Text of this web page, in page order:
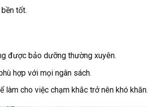
tốt.
được bảo dưỡng thường xuyên.
hợp với mọi ngân sách.
làm cho việc chạm khắc trở nên khó khăn.